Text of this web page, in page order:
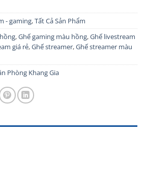
- gaming,Tất Cả Sản Phẩm
,Ghế gaming màu hồng,Ghế livestream
giá rẻ,Ghế streamer,Ghế streamer màu
Phòng Khang Gia